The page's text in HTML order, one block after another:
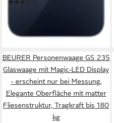
BEURER Personenwaage GS 235
Glaswaage mit Magic-LED Display
- erscheint nur bei Messung,
Elegante Oberfläche mit matter
Fliesenstruktur, Tragkraft bis 180
kg